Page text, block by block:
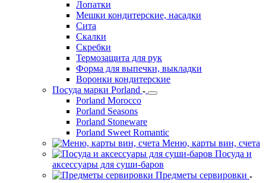
инвентарь
Валики, ножи, тесторезки
Венчики
Высечки, делители
Кисточки
Лопатки
Мешки кондитерские, насадки
Сита
Скалки
Скребки
Термозащита для рук
Форма для выпечки, выкладки
Воронки кондитерские
Посуда марки Porland
Porland Morocco
Porland Seasons